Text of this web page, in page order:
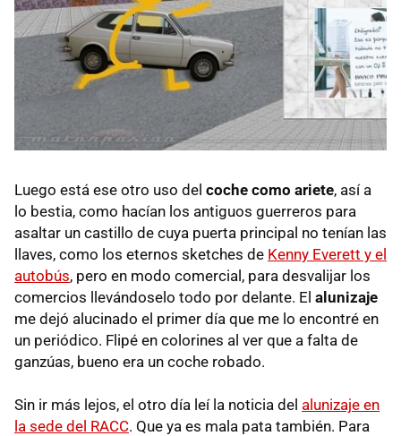
Luego está ese otro uso del coche como ariete, así a
lo bestia, como hacían los antiguos guerreros para
asaltar un castillo de cuya puerta principal no tenían las
llaves, como los eternos sketches de Kenny Everett y el
autobús, pero en modo comercial, para desvalijar los
comercios llevándoselo todo por delante. El alunizaje
me dejó alucinado el primer día que me lo encontré en
un periódico. Flipé en colorines al ver que a falta de
ganzúas, bueno era un coche robado.
Sin ir más lejos, el otro día leí la noticia del alunizaje en
la sede del RACC. Que ya es mala pata también. Para